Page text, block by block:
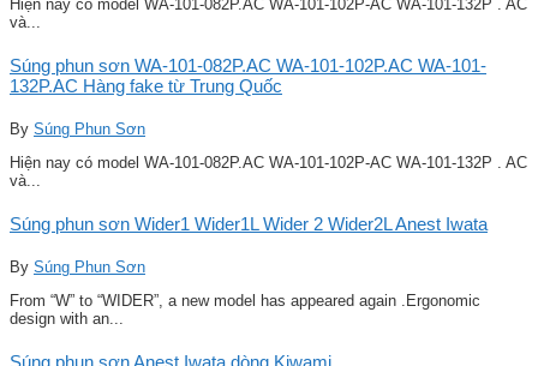
Hiện nay có model WA-101-082P.AC WA-101-102P-AC WA-101-132P . AC
và...
Súng phun sơn WA-101-082P.AC WA-101-102P.AC WA-101-
132P.AC Hàng fake từ Trung Quốc
By Súng Phun Sơn
Hiện nay có model WA-101-082P.AC WA-101-102P-AC WA-101-132P . AC
và...
Súng phun sơn Wider1 Wider1L Wider 2 Wider2L Anest Iwata
By Súng Phun Sơn
From “W” to “WIDER”, a new model has appeared again .Ergonomic
design with an...
Súng phun sơn Anest Iwata dòng Kiwami